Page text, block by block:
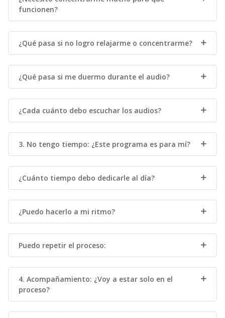
funcionen?
¿Qué pasa si no logro relajarme o concentrarme?
¿Qué pasa si me duermo durante el audio?
¿Cada cuánto debo escuchar los audios?
3. No tengo tiempo: ¿Este programa es para mí?
¿Cuánto tiempo debo dedicarle al día?
¿Puedo hacerlo a mi ritmo?
Puedo repetir el proceso:
4. Acompañamiento: ¿Voy a estar solo en el
proceso?